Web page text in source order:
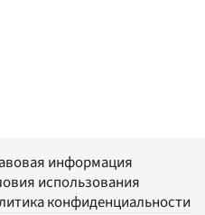
информация
использования
конфиденциальности